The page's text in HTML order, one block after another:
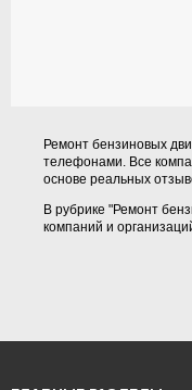
Ремонт бензиновых
телефонами. Все
основе реальных
В рубрике "Ремонт
компаний и